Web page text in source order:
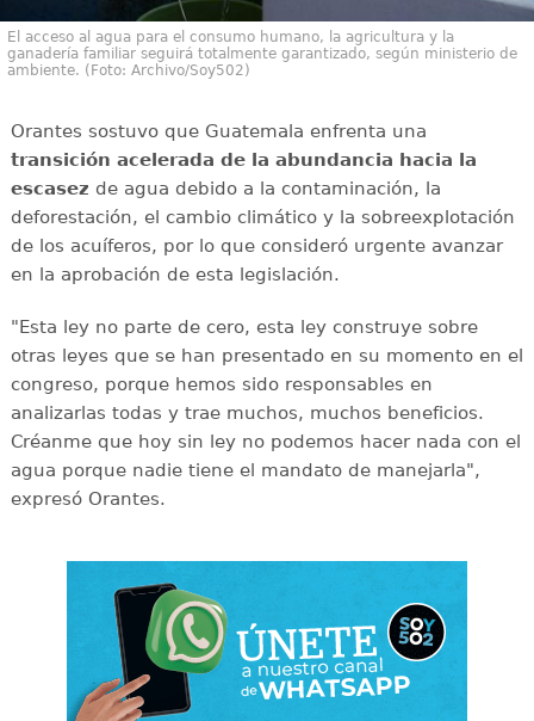
El acceso al agua para el consumo humano, la agricultura y la
ganadería familiar seguirá totalmente garantizado, según ministerio de
ambiente. (Foto: Archivo/Soy502)
Orantes sostuvo que Guatemala enfrenta una
transición acelerada de la abundancia hacia la
escasez de agua debido a la contaminación, la
deforestación, el cambio climático y la sobreexplotación
de los acuíferos, por lo que consideró urgente avanzar
en la aprobación de esta legislación.
"Esta ley no parte de cero, esta ley construye sobre
otras leyes que se han presentado en su momento en el
congreso, porque hemos sido responsables en
analizarlas todas y trae muchos, muchos beneficios.
Créanme que hoy sin ley no podemos hacer nada con el
agua porque nadie tiene el mandato de manejarla",
expresó Orantes.